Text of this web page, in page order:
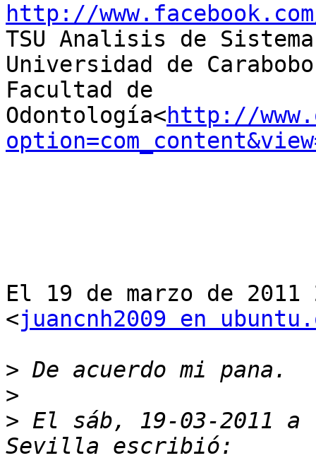
http://
TSU Analisis de
Universidad de Carabobo
Facultad de
Odontología<http://
El 19 de marzo de
<juancnh2009 en
>
>
> El sáb, 19-03-2011 a